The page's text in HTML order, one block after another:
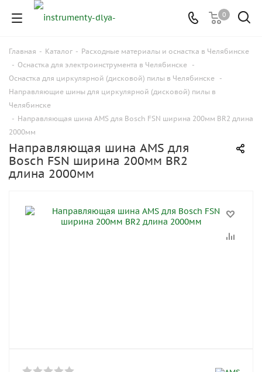
0
Главная - Каталог - Расходные материалы и оснастка в Челябинске
- Оснастка для электроинструмента в Челябинске -
Оснастка для циркулярной (дисковой) пилы в Челябинске -
Направляющие шины для циркулярной (дисковой) пилы в
Челябинске
- Направляющая шина AMS для Bosch FSN ширина 200мм BR2 длина
2000мм
Направляющая шина AMS для
Bosch FSN ширина 200мм BR2
длина 2000мм